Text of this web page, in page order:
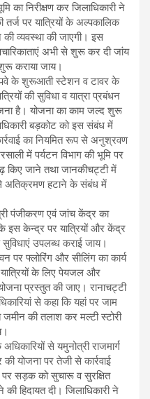
का निरीक्षण कर जिलाधिकारी ने
तर्ज पर यात्रियों के अल्पकालिक
व्यवस्था की जाएगी। इस
अभी से शुरू कर दी जांय
शुरू कराया जाय।
के शुरूआती स्टेशन व टावर के
की सुविधा व यात्रा प्रबंधन
है। योजना का काम जल्द शुरू
बड़कोट को इस संबंध में
का नियमित रूप से अनुश्रवण
में पर्यटन विभाग की भूमि पर
किए जाने तथा जानकीचट्टी में
अतिक्रमण हटाने के संबंध में
पंजीकरण एवं जांच केंद्र का
इस केन्द्र पर यात्रियों और केंद्र
उपलब्ध कराई जाय।
पर फ्लोरिंग और सीलिंग का कार्य
के लिए पेयजल और
प्रस्तुत की जाए। रानाचट्टी
से कहा कि यहां पर जाम
की तलाश कर मल्टी स्टोरी
से यमुनोत्री राजमार्ग
योजना पर तेजी से कार्रवाई
सड़क को सुचारू व सुरक्षित
हिदायत दी। जिलाधिकारी ने